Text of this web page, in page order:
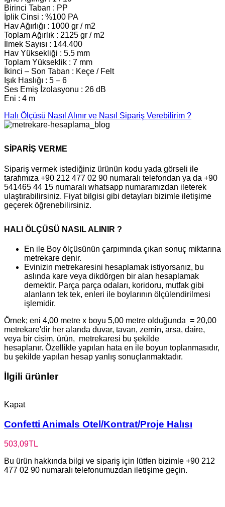
Birinci Taban : PP
İplik Cinsi : %100 PA
Hav Ağırlığı : 1000 gr / m2
Toplam Ağırlık : 2125 gr / m2
İlmek Sayısı : 144.400
Hav Yüksekliği : 5.5 mm
Toplam Yükseklik : 7 mm
İkinci – Son Taban : Keçe / Felt
Işık Haslığı : 5 – 6
Ses Emiş İzolasyonu : 26 dB
Eni : 4 m
Halı Ölçüsü Nasıl Alınır ve Nasıl Sipariş Verebilirim ?
SİPARİŞ VERME
Sipariş vermek istediğiniz ürünün kodu yada görseli ile
tarafımıza +90 212 477 02 90 numaralı telefondan ya da +90
541465 44 15 numaralı whatsapp numaramızdan ileterek
ulaştırabilirsiniz. Fiyat bilgisi gibi detayları bizimle iletişime
geçerek öğrenebilirsiniz.
HALI ÖLÇÜSÜ NASIL ALINIR ?
En ile Boy ölçüsünün çarpımında çıkan sonuç miktarına
metrekare denir.
Evinizin metrekaresini hesaplamak istiyorsanız, bu
aslında kare veya dikdörgen bir alan hesaplamak
demektir. Parça parça odaları, koridoru, mutfak gibi
alanların tek tek, enleri ile boylarının ölçülendirilmesi
işlemidir.
Örnek; eni 4,00 metre x boyu 5,00 metre olduğunda = 20,00
metrekare'dir her alanda duvar, tavan, zemin, arsa, daire,
veya bir cisim, ürün, metrekaresi bu şekilde
hesaplanır. Özellikle yapılan hata en ile boyun toplanmasıdır,
bu şekilde yapılan hesap yanlış sonuçlanmaktadır.
İlgili ürünler
Kapat
Confetti Animals Otel/Kontrat/Proje Halısı
503,09TL
Bu ürün hakkında bilgi ve sipariş için lütfen bizimle +90 212
477 02 90 numaralı telefonumuzdan iletişime geçin.